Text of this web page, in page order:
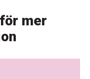
mer